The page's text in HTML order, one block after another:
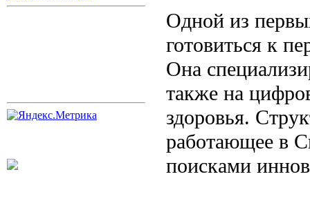
Одной из
готовиться к
Она
также на
здоровья.
работающее в
поисками